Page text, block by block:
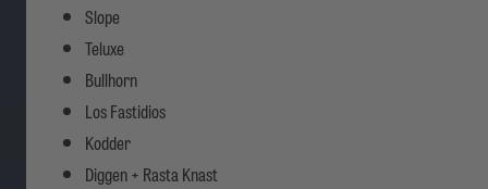
Slope
Teluxe
Bullhorn
Los Fastidios
Kodder
Diggen + Rasta Knast